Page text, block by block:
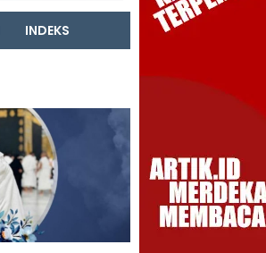
INDEKS